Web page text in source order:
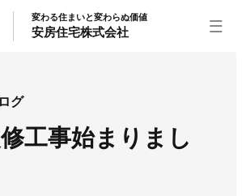
外装事業
新築住宅事業
変わる住まいと変わらぬ価値
安房住宅株式会社
グ
工事始まりまし